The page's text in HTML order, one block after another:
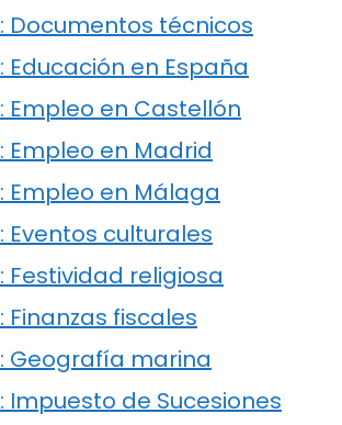
Documentos técnicos
en España
en Castellón
en Madrid
en Málaga
culturales
religiosa
fiscales
Geografía marina
de Sucesiones